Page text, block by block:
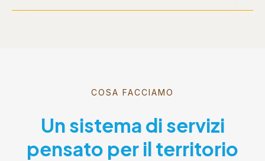
COSA FACCIAMO
Un sistema di servizi
pensato per il territorio